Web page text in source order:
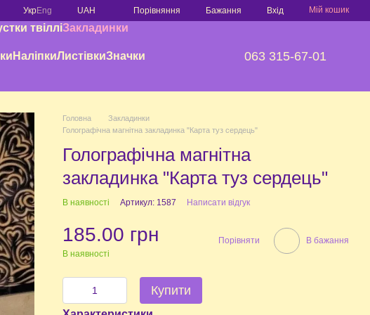
УкрEng UAH Порівняння Бажання Вхід Мій кошик
твілліЗакладинки
НаліпкиЛистівкиЗначки 063 315-67-01
Головна
Закладинки
Голографічна магнітна закладинка "Карта туз сердець"
Голографічна магнітна
закладинка "Карта туз сердець"
В наявності Артикул: 1587 Написати відгук
185.00 грн
В наявності
Порівняти В бажання
Купити